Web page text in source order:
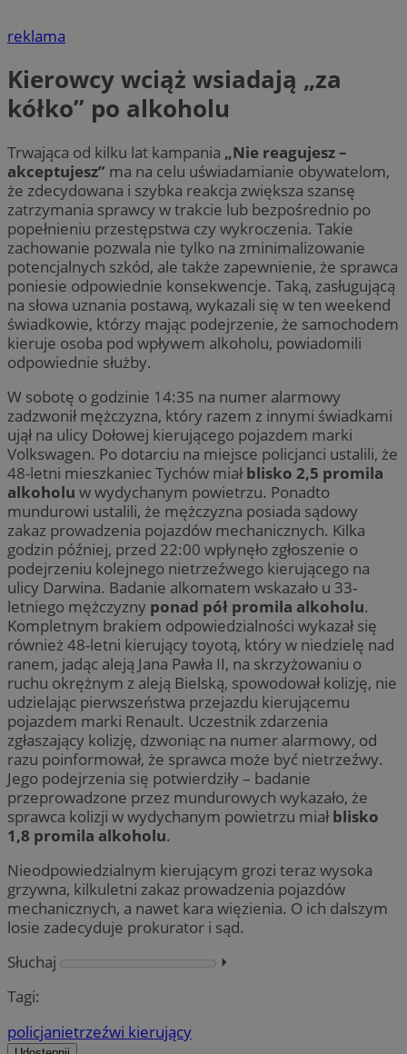
reklama
Kierowcy wciąż wsiadają „za
kółko” po alkoholu
Trwająca od kilku lat kampania „Nie reagujesz –
akceptujesz” ma na celu uświadamianie obywatelom,
że zdecydowana i szybka reakcja zwiększa szansę
zatrzymania sprawcy w trakcie lub bezpośrednio po
popełnieniu przestępstwa czy wykroczenia. Takie
zachowanie pozwala nie tylko na zminimalizowanie
potencjalnych szkód, ale także zapewnienie, że sprawca
poniesie odpowiednie konsekwencje. Taką, zasługującą
na słowa uznania postawą, wykazali się w ten weekend
świadkowie, którzy mając podejrzenie, że samochodem
kieruje osoba pod wpływem alkoholu, powiadomili
odpowiednie służby.
W sobotę o godzinie 14:35 na numer alarmowy
zadzwonił mężczyzna, który razem z innymi świadkami
ujął na ulicy Dołowej kierującego pojazdem marki
Volkswagen. Po dotarciu na miejsce policjanci ustalili, że
48-letni mieszkaniec Tychów miałblisko 2,5 promila
alkoholu w wydychanym powietrzu. Ponadto
mundurowi ustalili, że mężczyzna posiada sądowy
zakaz prowadzenia pojazdów mechanicznych. Kilka
godzin później, przed 22:00 wpłynęło zgłoszenie o
podejrzeniu kolejnego nietrzeźwego kierującego na
ulicy Darwina. Badanie alkomatem wskazało u 33-
letniego mężczyzny ponad pół promila alkoholu.
Kompletnym brakiem odpowiedzialności wykazał się
również 48-letni kierujący toyotą, który w niedzielę nad
ranem, jadąc aleją Jana Pawła II, na skrzyżowaniu o
ruchu okrężnym z aleją Bielską, spowodował kolizję, nie
udzielając pierwszeństwa przejazdu kierującemu
pojazdem marki Renault. Uczestnik zdarzenia
zgłaszający kolizję, dzwoniąc na numer alarmowy, od
razu poinformował, że sprawca może być nietrzeźwy.
Jego podejrzenia się potwierdziły – badanie
przeprowadzone przez mundurowych wykazało, że
sprawca kolizji w wydychanym powietrzu miałblisko
1,8 promila alkoholu.
Nieodpowiedzialnym kierującym grozi teraz wysoka
grzywna, kilkuletni zakaz prowadzenia pojazdów
mechanicznych, a nawet kara więzienia. O ich dalszym
losie zadecyduje prokurator i sąd.
Słuchaj
⏵︎
Tagi:
policjanietrzeźwi kierujący